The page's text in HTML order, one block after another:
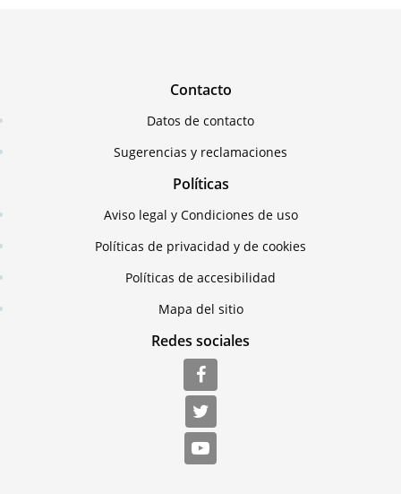
Contacto
Datos de contacto
Sugerencias y reclamaciones
Políticas
Aviso legal y Condiciones de uso
Políticas de privacidad y de cookies
Políticas de accesibilidad
Mapa del sitio
Redes sociales